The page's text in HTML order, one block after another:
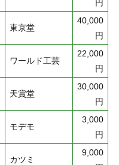
円
東京堂
40,000
円
ワールド工芸
22,000
円
天賞堂
30,000
円
モデモ
3,000
円
カツミ
9,000